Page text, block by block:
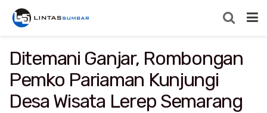
Ditemani Ganjar, Rombongan
Pemko Pariaman Kunjungi
Desa Wisata Lerep Semarang